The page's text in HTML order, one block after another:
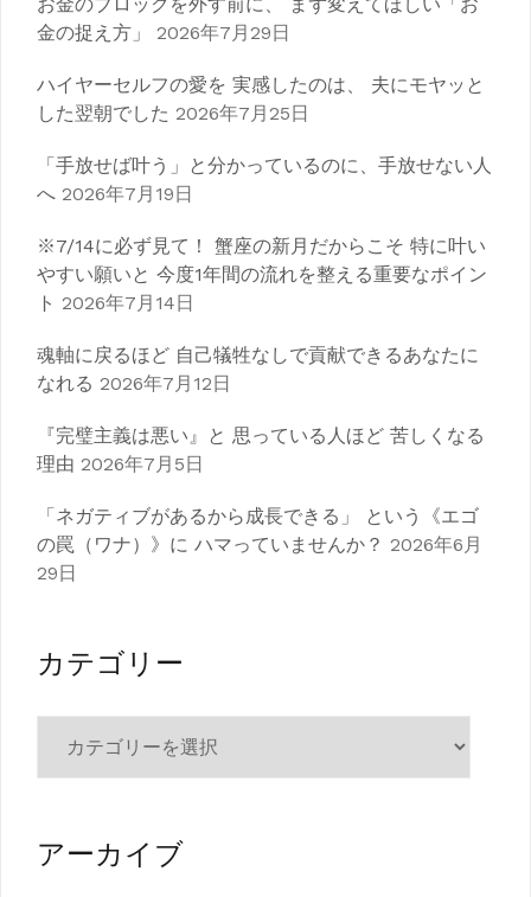
金の捉え方」
2026年7月29日
ハイヤーセルフの愛を 実感したのは、 夫にモヤッと
した翌朝でした 2026年7月25日
「手放せば叶う」と分かっているのに、手放せない人
へ 2026年7月19日
※7/14に必ず見て！ 蟹座の新月だからこそ 特に叶い
やすい願いと 今度1年間の流れを整える重要なポイン
ト 2026年7月14日
魂軸に戻るほど 自己犠牲なしで貢献できるあなたに
なれる 2026年7月12日
『完璧主義は悪い』と 思っている人ほど 苦しくなる
理由 2026年7月5日
「ネガティブがあるから成長できる」 という《エゴ
の罠（ワナ）》に ハマっていませんか？ 2026年6月
29日
カテゴリー
ゴ
ー
アーカイブ